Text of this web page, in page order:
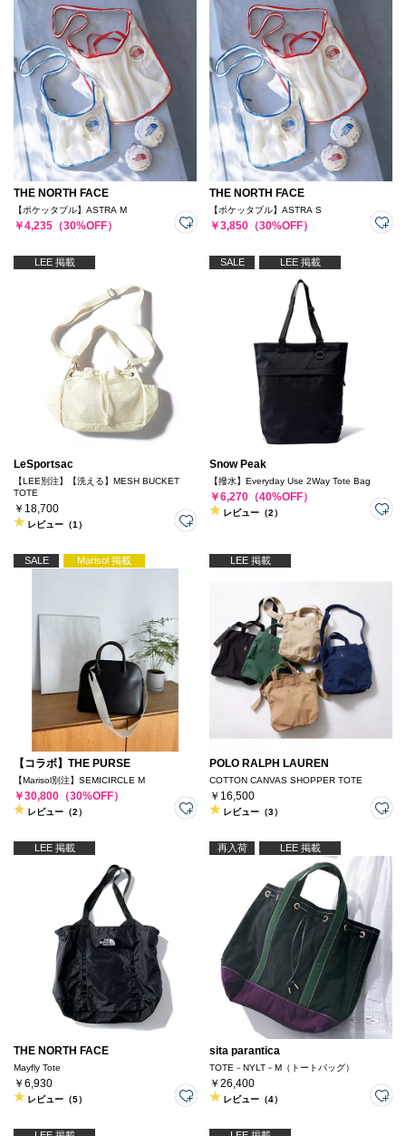
THE NORTH FACE
【ポケッタブル】ASTRA M
￥4,235（30%OFF）
THE NORTH FACE
【ポケッタブル】ASTRA S
￥3,850（30%OFF）
LEE 掲載
LeSportsac
【LEE別注】【洗える】MESH BUCKET
TOTE
￥18,700
レビュー（1）
SALE LEE 掲載
Snow Peak
【撥水】Everyday Use 2Way Tote Bag
￥6,270（40%OFF）
レビュー（2）
SALE Marisol 掲載
【コラボ】THE PURSE
【Marisol別注】SEMICIRCLE M
￥30,800（30%OFF）
レビュー（2）
LEE 掲載
POLO RALPH LAUREN
COTTON CANVAS SHOPPER TOTE
￥16,500
レビュー（3）
LEE 掲載
THE NORTH FACE
Mayfly Tote
￥6,930
レビュー（5）
再入荷 LEE 掲載
sita parantica
TOTE－NYLT－M（トートバッグ）
￥26,400
レビュー（4）